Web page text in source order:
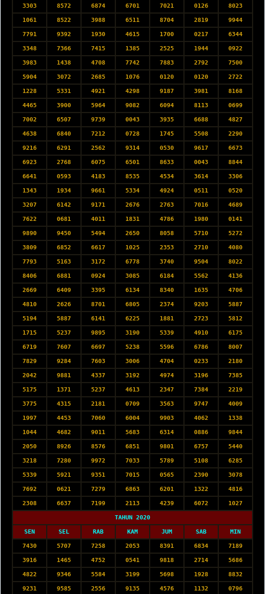
3303 8572 6874 6701 7021 0126 8023
1061 8522 3988 6511 8704 2819 9944
7791 9392 1930 4615 1700 0217 6344
3348 7366 7415 1385 2525 1944 0922
3983 1438 4708 7742 7883 2792 7500
5904 3072 2685 1076 0120 0120 2722
1228 5331 4921 4298 9187 3981 8168
4465 3900 5964 9082 6094 8113 0699
7002 6507 9739 0043 3935 6688 4827
4638 6840 7212 0728 1745 5508 2290
9216 6291 2562 9314 0530 9617 6673
6923 2768 6075 6501 8633 0043 8844
6641 0593 4183 8535 4534 3614 3306
1343 1934 9661 5334 4924 0511 0520
3207 6142 9171 2676 2763 7016 4689
7622 0681 4011 1831 4786 1980 0141
9890 9450 5494 2650 8058 5710 5272
3809 6852 6617 1025 2353 2710 4080
7793 5163 3172 6778 3740 9504 8022
8406 6881 0924 3085 6184 5562 4136
2669 6409 3395 6134 8340 1635 4706
4810 2626 8701 6805 2374 9203 5887
5194 5887 6141 6225 1881 2723 5812
1715 5237 9895 3190 5339 4910 6175
6719 7607 6697 5238 5596 6786 8007
7829 9284 7603 3006 4704 0233 2180
2042 9881 4337 3192 4974 3196 7385
5175 1371 5237 4613 2347 7384 2219
3775 4315 2181 0709 3563 9747 4009
1997 4453 7060 6004 9903 4062 1338
1044 4682 9011 5683 6314 0886 9844
2050 8926 8576 6851 9801 6757 5440
3218 7280 9972 7033 5789 5108 6285
5339 5921 9351 7015 0565 2390 3078
7692 0621 7279 6863 6201 1322 4816
2308 6637 7199 2113 4239 6072 1027
TAHUN 2020
SEN SEL RAB KAM JUM SAB MIN
7430 5707 7258 2053 8391 6834 7189
3916 1465 4752 0541 9818 2714 5686
4822 9346 5584 3199 5698 1928 8832
9231 9585 2556 9135 4576 1132 0796